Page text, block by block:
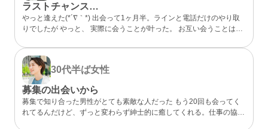
ラストチャンス…
やっと逢えた(*´∇｀*) 出会って1ヶ月半。ラインと電話だけのやり取
りでしたが やっと、 実際に会うことが叶った。 お互い会うことは諦
の可愛い、 メガネの似合う、 タイプの方でした。 ホント、大切にし
たいと思った。 また会う約束もできた。 こんな僕と… ありがとう(*
´∇｀*)
30代半ば女性
募集の出会いから
募集で知り合った男性がとても素敵な人だった もう20回も会ってく
れてるんだけど、ずっと変わらず紳士的に癒してくれる。仕事の協力